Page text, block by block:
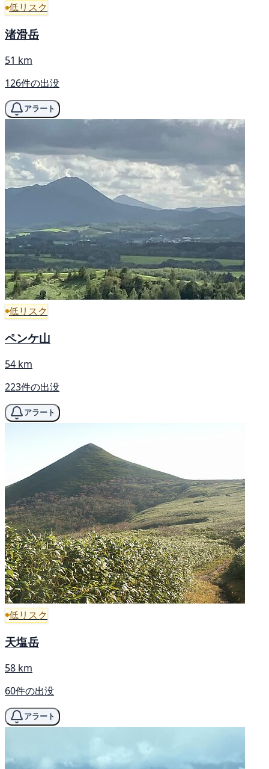
低リスク
渚滑岳
51 km
126件の出没
アラート
低リスク
ペンケ山
54 km
223件の出没
アラート
低リスク
天塩岳
58 km
60件の出没
アラート